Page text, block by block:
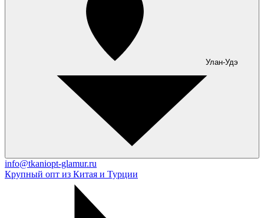
Улан-Удэ
info@tkaniopt-glamur.ru
Крупный опт из Китая и Турции